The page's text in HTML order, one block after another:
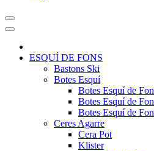
ESQUÍ DE FONS
Bastons Ski
Botes Esquí
Botes Esquí de
Botes Esquí de
Botes Esquí de
Ceres Agarre
Cera Pot
Klister